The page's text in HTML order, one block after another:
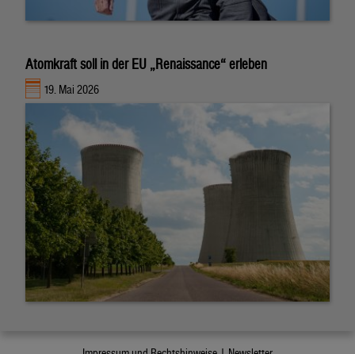
Atomkraft soll in der EU „Renaissance“ erleben
19. Mai 2026